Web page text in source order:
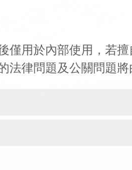
僅用於內部使用，若
法律問題及公關問題將